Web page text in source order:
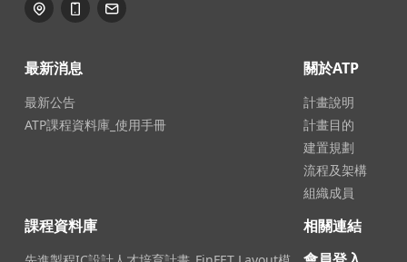
最新消息
最新公告
ATP課程資料庫_使用手冊
關於ATP
計畫說明
計畫目的
建置規劃
流程及架構
組織成員
課程資料庫
相關連結